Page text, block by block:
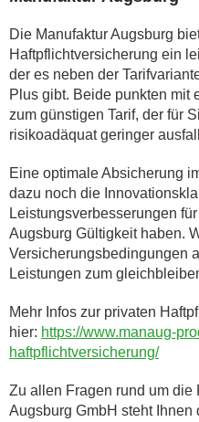
Die Manufaktur Augsburg
Haftpflichtversicherung ein
der es neben der
Plus gibt. Beide punkten mit
zum günstigen Tarif, der für
risikoadäquat geringer
Eine optimale Absicherung
dazu noch die
Leistungsverbesserungen
Augsburg Gültigkeit haben.
Versicherungsbedingungen
Leistungen zum
Mehr Infos zur privaten
hier: https://www.manaug-
haftpflichtversicherung/
Zu allen Fragen rund um die
Augsburg GmbH steht Ihnen